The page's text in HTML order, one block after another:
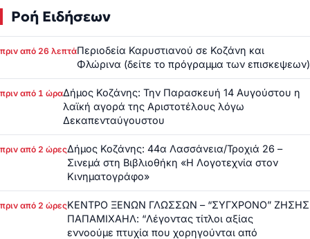
Ροή Ειδήσεων
πριν από 26 λεπτάΠεριοδεία Καρυστιανού σε Κοζάνη και
Φλώρινα (δείτε το πρόγραμμα των επισκεψεων)
πριν από 1 ώραΔήμος Κοζάνης: Την Παρασκευή 14 Αυγούστου η
λαϊκή αγορά της Αριστοτέλους λόγω
Δεκαπενταύγουστου
πριν από 2 ώρεςΔήμος Κοζάνης: 44α Λασσάνεια/Τροχιά 26 –
Σινεμά στη Βιβλιοθήκη «Η Λογοτεχνία στον
Κινηματογράφο»
πριν από 2 ώρεςΚΕΝΤΡΟ ΞΕΝΩΝ ΓΛΩΣΣΩΝ – “ΣΥΓΧΡΟΝΟ” ΖΗΣΗΣ
ΠΑΠΑΜΙΧΑΗΛ: “Λέγοντας τίτλοι αξίας
εννοούμε πτυχία που χορηγούνται από